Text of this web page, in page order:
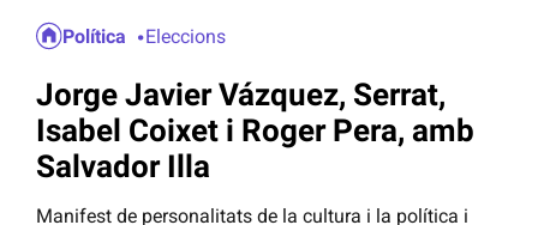
Política Eleccions
Jorge Javier Vázquez, Serrat,
Isabel Coixet i Roger Pera, amb
Salvador Illa
Manifest de personalitats de la cultura i la política i